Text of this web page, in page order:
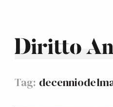
Diritto
Tag: